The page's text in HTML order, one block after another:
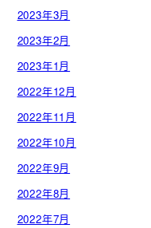
2023年3月
2023年2月
2023年1月
2022年12月
2022年11月
2022年10月
2022年9月
2022年8月
2022年7月